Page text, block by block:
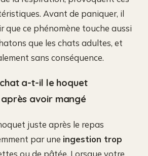
Avant de paniquer, il
que ce phénomène touche aussi
que les chats adultes, et
sans conséquence.
a-t-il le hoquet
avoir mangé
juste après le repas
par une ingestion trop
ou de pâtée. Lorsque votre